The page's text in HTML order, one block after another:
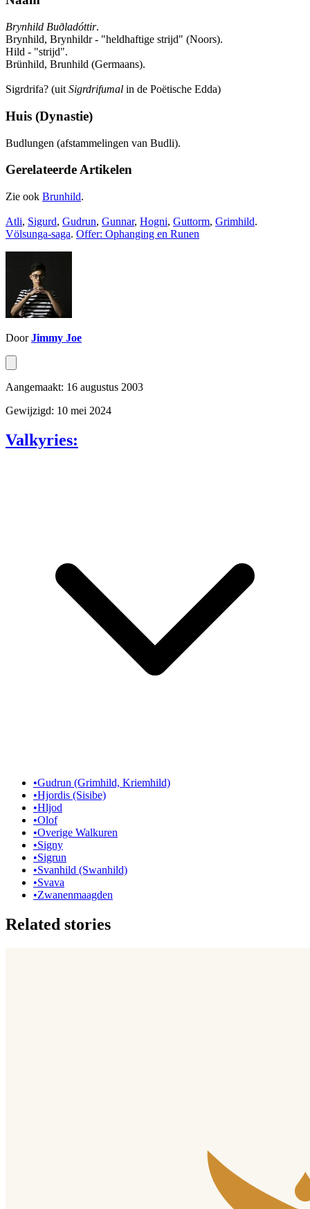
Brynhild Buðladóttir.
Brynhild, Brynhildr - "heldhaftige strijd" (Noors).
Hild - "strijd".
Brünhild, Brunhild (Germaans).
Sigrdrifa? (uit Sigrdrifumal in de Poëtische Edda)
Huis (Dynastie)
Budlungen (afstammelingen van Budli).
Gerelateerde Artikelen
Zie ook Brunhild.
Atli, Sigurd, Gudrun, Gunnar, Hogni, Guttorm, Grimhild.
Völsunga-saga. Offer: Ophanging en Runen
DoorJimmy Joe
Aangemaakt: 16 augustus 2003
Gewijzigd: 10 mei 2024
Valkyries:
•Gudrun (Grimhild, Kriemhild)
•Hjordis (Sisibe)
•Hljod
•Olof
•Overige Walkuren
•Signy
•Sigrun
•Svanhild (Swanhild)
•Svava
•Zwanenmaagden
Related stories